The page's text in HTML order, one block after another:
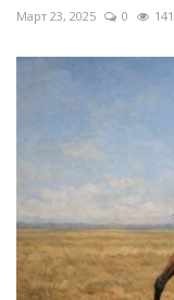
Март 23, 2025 0